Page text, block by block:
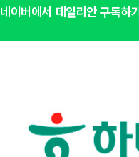
네이버에서 데일리안 구독하